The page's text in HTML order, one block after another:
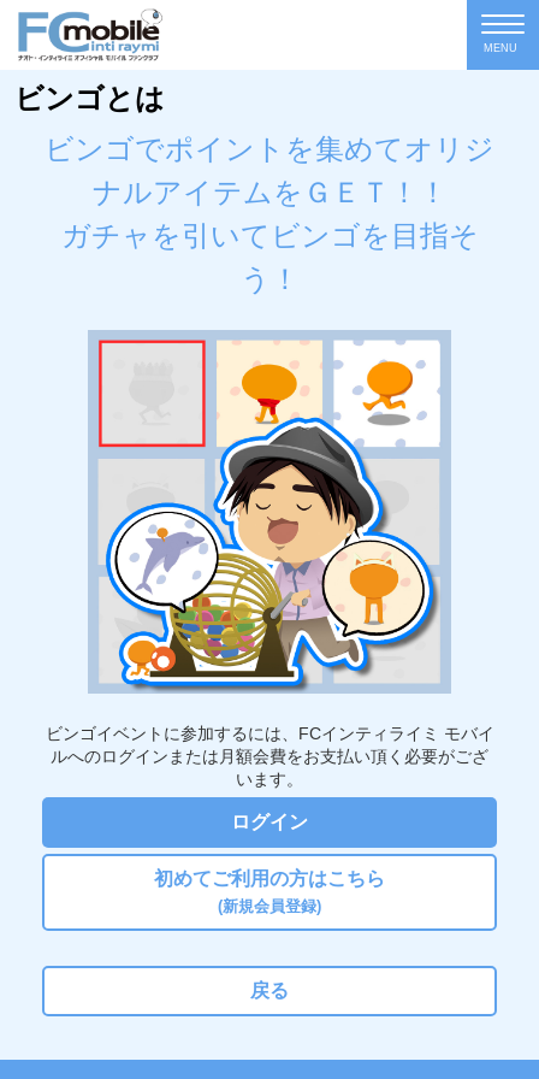
MENU
ビンゴとは
ビンゴでポイントを集めてオリジ
ナルアイテムをＧＥＴ！！
ガチャを引いてビンゴを目指そ
う！
ビンゴイベントに参加するには、FCインティライミ モバイ
ルへのログインまたは月額会費をお支払い頂く必要がござ
います。
ログイン
初めてご利用の方はこちら
(新規会員登録)
戻る